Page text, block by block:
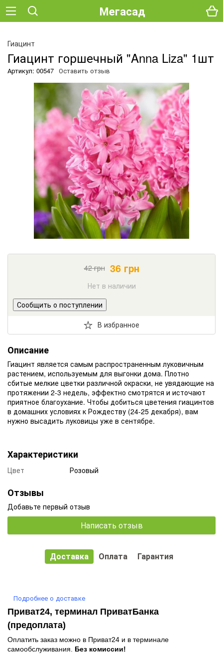
Мегасад
Гиацинт
Гиацинт горшечный "Anna Liza" 1шт
Артикул: 00547 Оставить отзыв
42грн 36грн
Нет в наличии
Сообщить о поступлении
В избранное
Описание
Гиацинт является самым распространенным луковичным
растением, используемым для выгонки дома. Плотно
сбитые мелкие цветки различной окраски, не увядающие на
протяжении 2-3 недель, эффектно смотрятся и источают
приятное благоухание. Чтобы добиться цветения гиацинтов
в домашних условиях к Рождеству (24-25 декабря), вам
нужно высадить луковицы уже в сентябре.
Характеристики
Цвет Розовый
Отзывы
Добавьте первый отзыв
Написать отзыв
Доставка Оплата Гарантия
Подробнее о доставке
Приват24, терминал ПриватБанка
(предоплата)
Оплатить заказ можно в Приват24 и в терминале
самообслуживания. Без комиссии!